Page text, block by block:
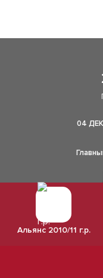
04
Альянс 2010/11 г.р.